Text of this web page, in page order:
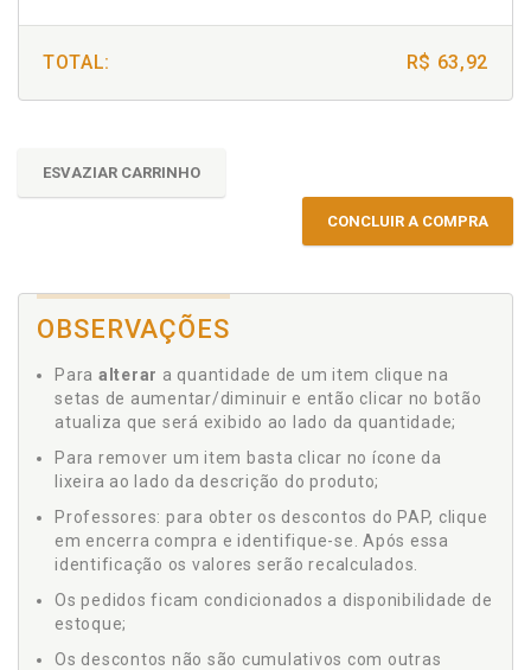
TOTAL: R$ 63,92
ESVAZIAR CARRINHO
CONCLUIR A COMPRA
OBSERVAÇÕES
Para alterar a quantidade de um item clique na
setas de aumentar/diminuir e então clicar no botão
atualiza que será exibido ao lado da quantidade;
Para remover um item basta clicar no ícone da
lixeira ao lado da descrição do produto;
Professores: para obter os descontos do PAP, clique
em encerra compra e identifique-se. Após essa
identificação os valores serão recalculados.
Os pedidos ficam condicionados a disponibilidade de
estoque;
Os descontos não são cumulativos com outras